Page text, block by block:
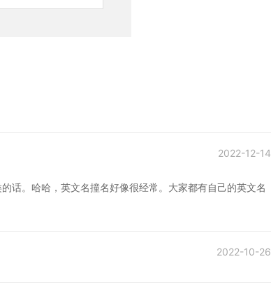
2022-12-14
话。哈哈，英文名撞名好像很经常。大家都有自己的英文名
2022-10-26